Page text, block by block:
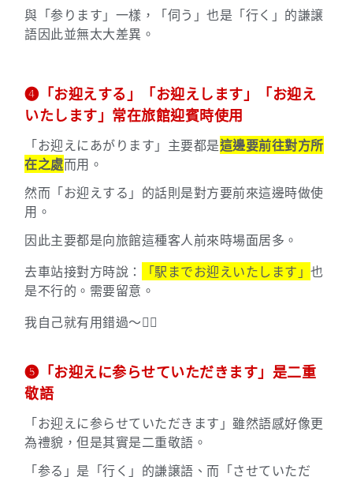
與「参ります」一樣，「伺う」也是「行く」的謙譲
語因此並無太大差異。
➍「お迎えする」「お迎えします」「お迎え
いたします」常在旅館迎賓時使用
「お迎えにあがります」主要都是這邊要前往對方所
在之處而用。
然而「お迎えする」的話則是對方要前來這邊時做使
用。
因此主要都是向旅館這種客人前來時場面居多。
去車站接對方時說：
「駅までお迎えいたします」也
是不行的。需要留意。
我自己就有用錯過～🙇‍♀️
➎「お迎えに参らせていただきます」是二重
敬語
「お迎えに参らせていただきます」雖然語感好像更
為禮貌，但是其實是二重敬語。
「参る」是「行く」的謙譲語、而「させていただ